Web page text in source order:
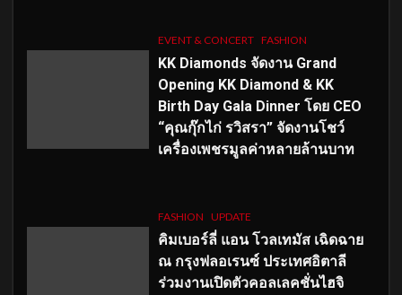
EVENT & CONCERT FASHION
KK Diamonds จัดงาน Grand
Opening KK Diamond & KK
Birth Day Gala Dinner โดย CEO
“คุณกุ๊กไก่ รวิสรา” จัดงานโชว์
เครื่องเพชรมูลค่าหลายล้านบาท
FASHION UPDATE
คิมเบอร์ลี่ แอน โวลเทมัส เฉิดฉาย
ณ กรุงฟลอเรนซ์ ประเทศอิตาลี
ร่วมงานเปิดตัวคอลเลคชั่นไฮจิ